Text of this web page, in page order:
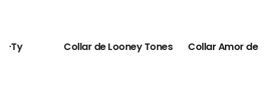
Collar de Looney Tones Collar Amor de Minnie